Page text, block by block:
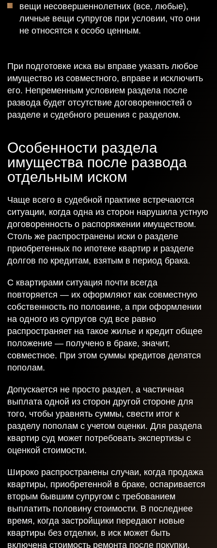
вещи несовершеннолетних (все, любые),
личные вещи супругов при условии, что они
не относятся к особо ценным.
При подготовке иска вы вправе указать любое
имущество из совместного, вправе и исключить
его. Непременным условием раздела после
развода будет отсутствие договоренностей о
разделе и судебного решения с разделом.
Особенности раздела
имущества после развода
отдельным иском
Чаще всего в судебной практике встречаются
ситуации, когда одна из сторон нарушила устную
договоренность о распоряжении имуществом.
Столь же распространены иски о разделе
приобретенных по ипотеке квартир и разделе
долгов по кредитам, взятым в период брака.
С квартирами ситуация почти всегда
повторяется — их оформляют как совместную
собственность по половине, а при оформлении
на одного из супругов суд все равно
распространяет на такое жилье и кредит общее
положение — получено в браке, значит,
совместное. При этом суммы кредитов делятся
пополам.
Допускается не просто раздел, а частичная
выплата одной из сторон другой стороне для
того, чтобы уравнять суммы, свести итог к
разделу пополам с учетом оценки. Для раздела
квартир суд может потребовать экспертизы с
оценкой стоимости.
Широко распространены случаи, когда продажа
квартиры, приобретенной в браке, оспаривается
вторым бывшим супругом с требованием
выплатить половину стоимости. В последнее
время, когда застройщики передают новые
квартиры без отделки, в иск может быть
включена стоимость ремонта после покупки,
Получить
консультацию
Спасибо!